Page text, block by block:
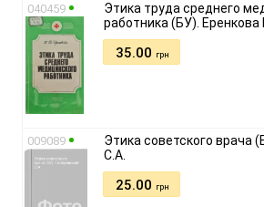
040459
Этика труда среднего
работника (БУ). Еренкова
35.00 грн
009089
Этика советского врача
С.А.
25.00 грн